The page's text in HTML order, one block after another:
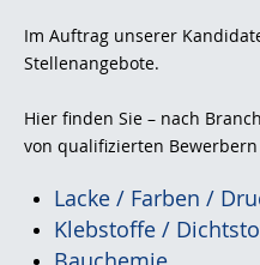
Im Auftrag unserer
Stellenangebote.
Hier finden Sie – nach
von qualifizierten
Lacke / Farben /
Klebstoffe /